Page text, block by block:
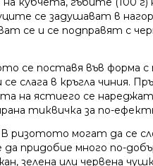
се задушават в
се и се подправят с
се поставя във форма с
се слага в кръгла чиния.
на ястиего се
тиквичка за по-
ризотото могат да се
да придобие много по-
зелена или червена